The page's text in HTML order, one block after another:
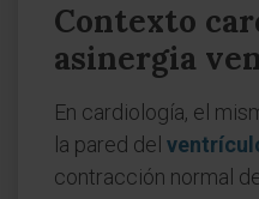
Contexto
asinergia
En cardiología, el
la pared del
contracción normal